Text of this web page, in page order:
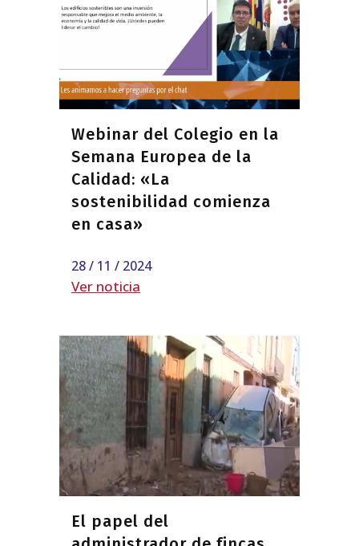
Webinar del Colegio en la
Semana Europea de la
Calidad: «La
sostenibilidad comienza
en casa»
28 / 11 / 2024
Ver noticia
El papel del